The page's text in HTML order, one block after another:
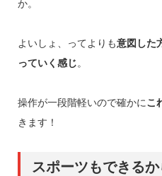
か。
よいしょ、ってよりも意図した
っていく感じ。
操作が一段階軽いので確かにこ
きます！
スポーツもできる